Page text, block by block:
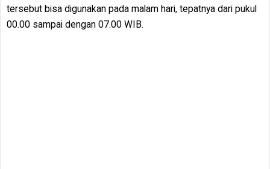
tersebut bisa digunakan pada malam hari, tepatnya dari pukul
00.00 sampai dengan 07.00 WIB.